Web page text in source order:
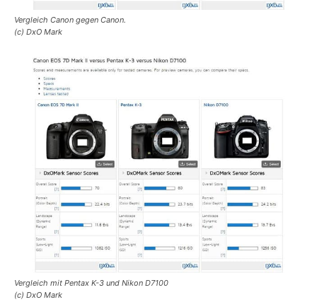
Vergleich Canon gegen Canon.
(c) DxO Mark
Vergleich mit Pentax K-3 und Nikon D7100
(c) DxO Mark